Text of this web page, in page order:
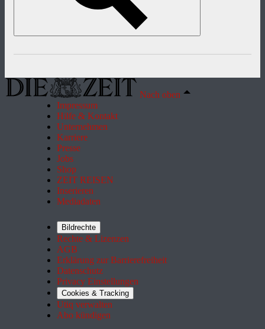
Nach oben
Impressum
Hilfe & Kontakt
Unternehmen
Karriere
Presse
Jobs
Shop
ZEIT REISEN
Inserieren
Mediadaten
Bildrechte
Rechte & Lizenzen
AGB
Erklärung zur Barrierefreiheit
Datenschutz
Privacy Einstellungen
Cookies & Tracking
Utiq verwalten
Abo kündigen